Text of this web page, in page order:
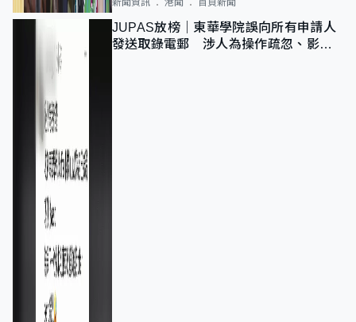
新聞資訊 港聞 首頁新聞
JUPAS放榜｜東華學院誤向所有申請人
發送取錄電郵 涉人為操作疏忽、影響